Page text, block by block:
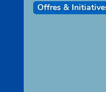
Offres &